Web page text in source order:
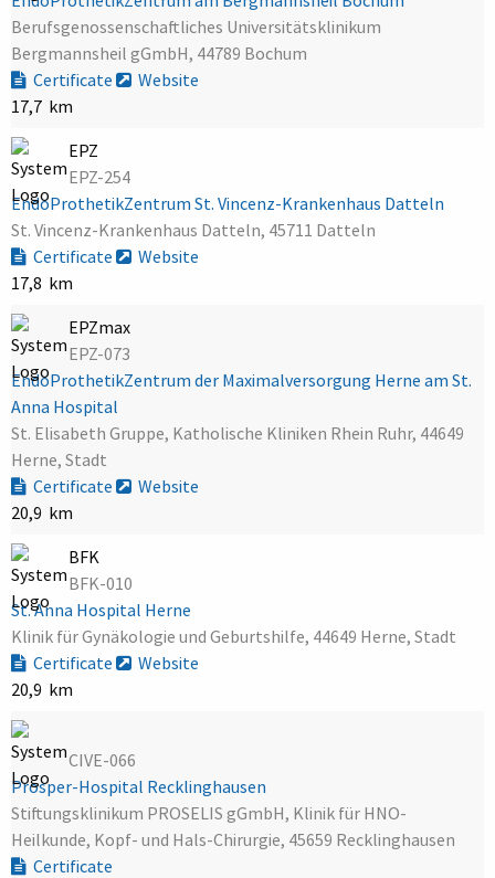
Berufsgenossenschaftliches Universitätsklinikum
Bergmannsheil gGmbH, 44789 Bochum
Certificate
Website
17,7 km
EPZ
EPZ-254
EndoProthetikZentrum St. Vincenz-Krankenhaus Datteln
St. Vincenz-Krankenhaus Datteln, 45711 Datteln
Certificate
Website
17,8 km
EPZmax
EPZ-073
EndoProthetikZentrum der Maximalversorgung Herne am St.
Anna Hospital
St. Elisabeth Gruppe, Katholische Kliniken Rhein Ruhr, 44649
Herne, Stadt
Certificate
Website
20,9 km
BFK
BFK-010
St. Anna Hospital Herne
Klinik für Gynäkologie und Geburtshilfe, 44649 Herne, Stadt
Certificate
Website
20,9 km
CIVE-066
Prosper-Hospital Recklinghausen
Stiftungsklinikum PROSELIS gGmbH, Klinik für HNO-
Heilkunde, Kopf- und Hals-Chirurgie, 45659 Recklinghausen
Certificate